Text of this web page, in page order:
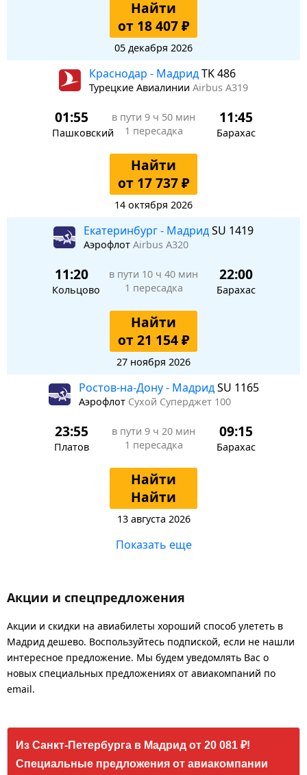
Найти
от 18 407 ₽
05 декабря 2026
Краснодар - МадридTK 486
Турецкие Авиалинии Airbus A319
01:55
Пашковский
в пути 9 ч 50 мин
1 пересадка
11:45
Барахас
Найти
от 17 737 ₽
14 октября 2026
Екатеринбург - МадридSU 1419
Аэрофлот Airbus A320
11:20
Кольцово
в пути 10 ч 40 мин
1 пересадка
22:00
Барахас
Найти
от 21 154 ₽
27 ноября 2026
Ростов-на-Дону - МадридSU 1165
Аэрофлот Сухой Суперджет 100
23:55
Платов
в пути 9 ч 20 мин
1 пересадка
09:15
Барахас
Найти
Найти
13 августа 2026
Показать еще
Акции и спецпредложения
Акции и скидки на авиабилеты хороший способ улететь в
Мадрид дешево. Воспользуйтесь подпиской, если не нашли
интересное предложение. Мы будем уведомлять Вас о
новых специальных предложениях от авиакомпаний по
email.
Из Санкт-Петербурга в Мадрид от 20 081 ₽!
Специальные предложения от авиакомпании